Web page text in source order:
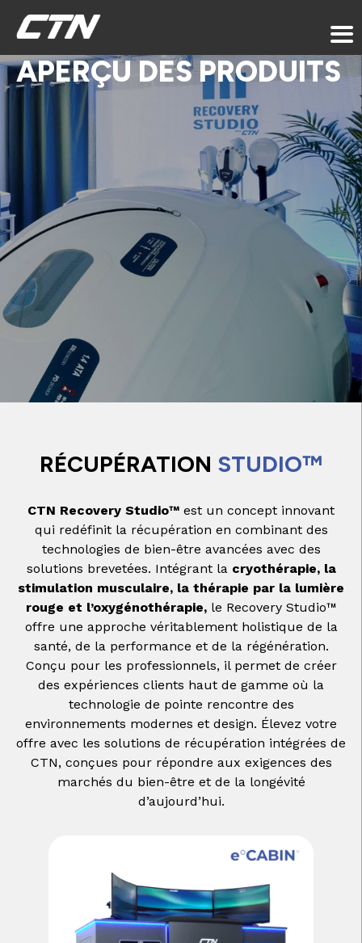
APERÇU DES PRODUITS
RÉCUPÉRATION STUDIO™
CTN Recovery Studio™ est un concept innovant
qui redéfinit la récupération en combinant des
technologies de bien-être avancées avec des
solutions brevetées. Intégrant la cryothérapie, la
stimulation musculaire, la thérapie par la lumière
rouge et l’oxygénothérapie, le Recovery Studio™
offre une approche véritablement holistique de la
santé, de la performance et de la régénération.
Conçu pour les professionnels, il permet de créer
des expériences clients haut de gamme où la
technologie de pointe rencontre des
environnements modernes et design. Élevez votre
offre avec les solutions de récupération intégrées de
CTN, conçues pour répondre aux exigences des
marchés du bien-être et de la longévité
d’aujourd’hui.